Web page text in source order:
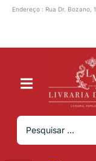
Endereço : Rua Dr. Bozano,